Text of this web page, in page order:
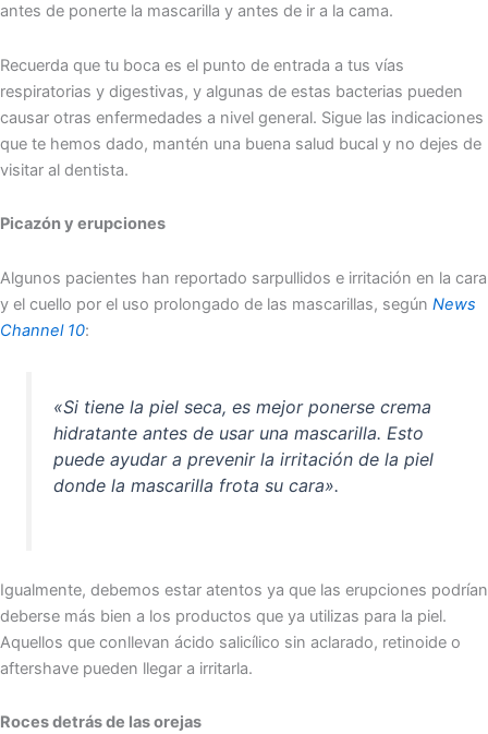
antes de ponerte la mascarilla y antes de ir a la cama.
Recuerda que tu boca es el punto de entrada a tus vías
respiratorias y digestivas, y algunas de estas bacterias pueden
causar otras enfermedades a nivel general. Sigue las indicaciones
que te hemos dado, mantén una buena salud bucal y no dejes de
visitar al dentista.
Picazón y erupciones
Algunos pacientes han reportado sarpullidos e irritación en la cara
y el cuello por el uso prolongado de las mascarillas, según News
Channel 10:
«Si tiene la piel seca, es mejor ponerse crema
hidratante antes de usar una mascarilla. Esto
puede ayudar a prevenir la irritación de la piel
donde la mascarilla frota su cara».
Igualmente, debemos estar atentos ya que las erupciones podrían
deberse más bien a los productos que ya utilizas para la piel.
Aquellos que conllevan ácido salicílico sin aclarado, retinoide o
aftershave pueden llegar a irritarla.
Roces detrás de las orejas